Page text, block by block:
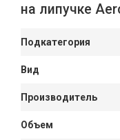
на липучке
Подкатегория
Вид
Производитель
Объем